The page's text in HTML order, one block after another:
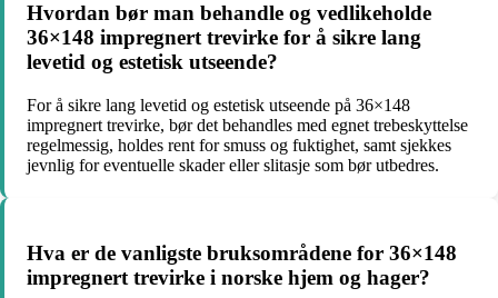
Hvordan bør man behandle og vedlikeholde
36×148 impregnert trevirke for å sikre lang
levetid og estetisk utseende?
For å sikre lang levetid og estetisk utseende på 36×148
impregnert trevirke, bør det behandles med egnet trebeskyttelse
regelmessig, holdes rent for smuss og fuktighet, samt sjekkes
jevnlig for eventuelle skader eller slitasje som bør utbedres.
Hva er de vanligste bruksområdene for 36×148
impregnert trevirke i norske hjem og hager?